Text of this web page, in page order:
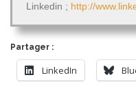
Linkedin ; http://
Partager :
LinkedIn